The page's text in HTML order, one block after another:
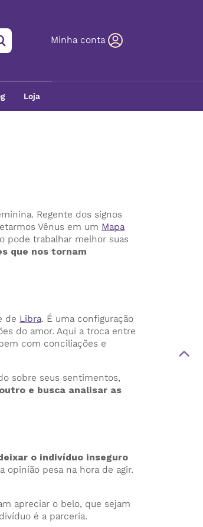
Minha conta
Loja
Regente dos signos
Vênus em um Mapa
pode trabalhar melhor suas
que nos tornam
de Libra. É uma configuração
do amor. Aqui a troca entre
com conciliações e
sobre seus sentimentos,
e busca analisar as
o indivíduo inseguro
opinião pesa na hora de agir.
apreciar o belo, que sejam
é a parceria.